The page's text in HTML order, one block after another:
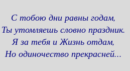
С тобою дни равны годам,
Ты утомляешь словно праздник.
Я за тебя и Жизнь отдам,
Но одиночество прекрасней...